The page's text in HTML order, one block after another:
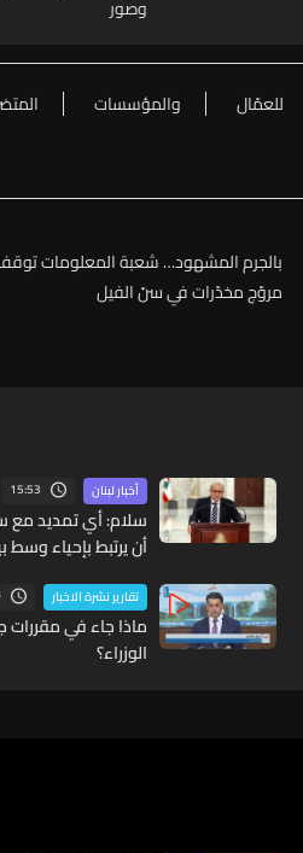
وصور
للعمّال والمؤسسات
بالجرم المشهود… شعبة المعلومات
مروّج مخدّرات في سنّ الفيل
أخبار لبنان 15:53
سلام: أي تمديد مع
أن يرتبط بإحياء وسط
تقارير نشرة الاخبار
ماذا جاء في
الوزراء؟